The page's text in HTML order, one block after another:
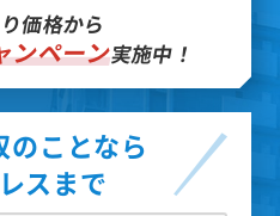
価格から
ンペーン実施中！
のことなら
スまで